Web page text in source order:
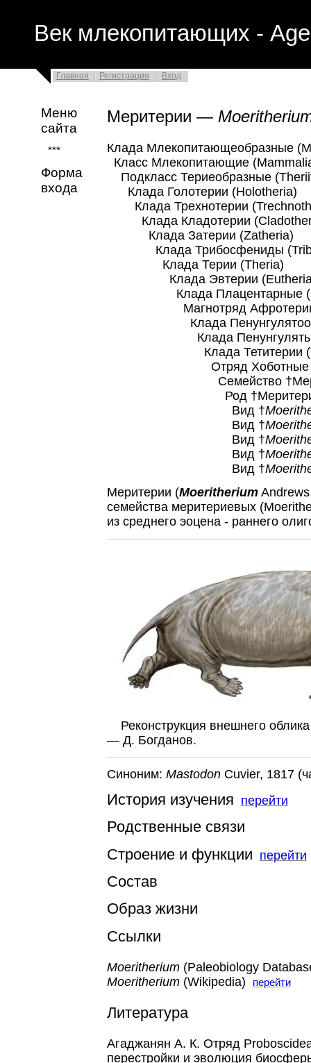
Век млекопитающих -
Главная Регистрация Вход
Меню
сайта
***
Форма
входа
Меритерии —
Клада Млекопитающеобразные
Класс Млекопитающие
Подкласс Териеобразные
Клада Голотерии (Holotheria)
Клада Трехнотерии
Клада Кладотерии
Клада Затерии (Zatheria)
Клада Трибосфениды
Клада Терии (Theria)
Клада Эвтерии
Клада Плацентарные
Магнотряд Афротерии
Клада
Клада Пенунгуляты
Клада Тетитерии
Отряд Хоботные
Семейство
Род
Вид †
Вид †
Вид †
Вид †
Вид †
Меритерии (Moeritherium
семейства меритериевых
из среднего эоцена - раннего
Реконструкция внешнего
— Д. Богданов.
Синоним: MastodonCuvier, 1817
История изучения перейти
Родственные связи
Строение и функции перейти
Состав
Образ жизни
Ссылки
Moeritherium(Paleobiology
Moeritherium(Wikipedia) перейти
Литература
Агаджанян А. К. Отряд
перестройки и эволюция